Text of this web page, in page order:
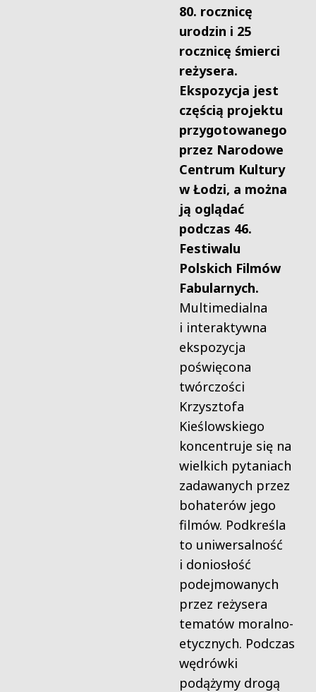
80. rocznicę
urodzin i 25
rocznicę śmierci
reżysera.
Ekspozycja jest
częścią projektu
przygotowanego
przez Narodowe
Centrum Kultury
w Łodzi, a można
ją oglądać
podczas 46.
Festiwalu
Polskich Filmów
Fabularnych.
Multimedialna
i interaktywna
ekspozycja
poświęcona
twórczości
Krzysztofa
Kieślowskiego
koncentruje się na
wielkich pytaniach
zadawanych przez
bohaterów jego
filmów. Podkreśla
to uniwersalność
i doniosłość
podejmowanych
przez reżysera
tematów moralno-
etycznych. Podczas
wędrówki
podążymy drogą